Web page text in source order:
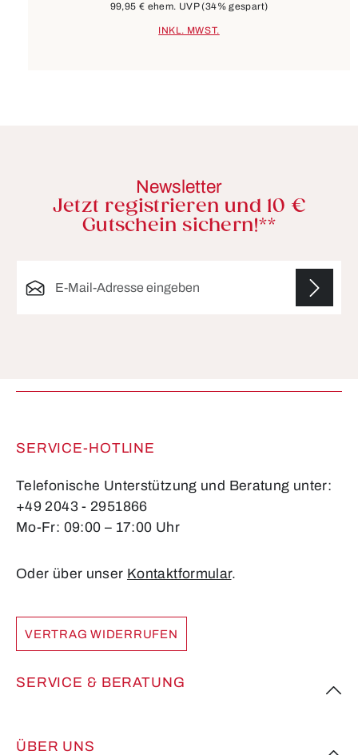
99,95 € ehem. UVP(34% gespart)
INKL. MWST.
Newsletter
Jetzt registrieren und 10 €
Gutschein sichern!**
SERVICE-HOTLINE
Telefonische Unterstützung und Beratung unter:
+49 2043 - 2951866
Mo-Fr: 09:00 – 17:00 Uhr
Oder über unser Kontaktformular.
VERTRAG WIDERRUFEN
SERVICE & BERATUNG
ÜBER UNS